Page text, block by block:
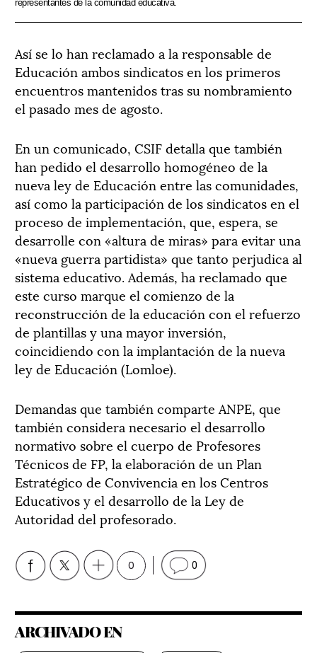
representantes de la comunidad educativa.
Así se lo han reclamado a la responsable de
Educación ambos sindicatos en los primeros
encuentros mantenidos tras su nombramiento
el pasado mes de agosto.
En un comunicado, CSIF detalla que también
han pedido el desarrollo homogéneo de la
nueva ley de Educación entre las comunidades,
así como la participación de los sindicatos en el
proceso de implementación, que, espera, se
desarrolle con «altura de miras» para evitar una
«nueva guerra partidista» que tanto perjudica al
sistema educativo. Además, ha reclamado que
este curso marque el comienzo de la
reconstrucción de la educación con el refuerzo
de plantillas y una mayor inversión,
coincidiendo con la implantación de la nueva
ley de Educación (Lomloe).
Demandas que también comparte ANPE, que
también considera necesario el desarrollo
normativo sobre el cuerpo de Profesores
Técnicos de FP, la elaboración de un Plan
Estratégico de Convivencia en los Centros
Educativos y el desarrollo de la Ley de
Autoridad del profesorado.
0 0
ARCHIVADO EN